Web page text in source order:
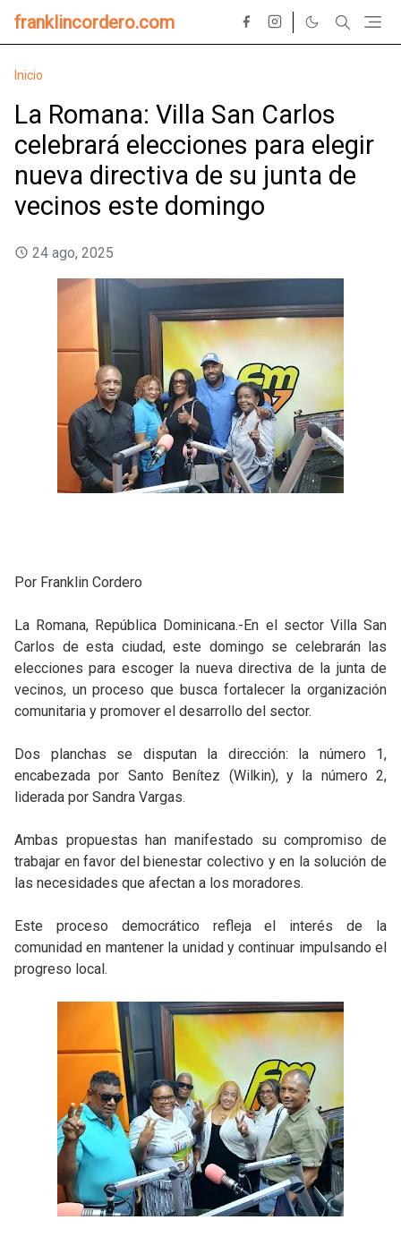
franklincordero.com
Inicio
La Romana: Villa San Carlos
celebrará elecciones para elegir
nueva directiva de su junta de
vecinos este domingo
24 ago, 2025
Por Franklin Cordero
La Romana, República Dominicana.-En el sector Villa San
Carlos de esta ciudad, este domingo se celebrarán las
elecciones para escoger la nueva directiva de la junta de
vecinos, un proceso que busca fortalecer la organización
comunitaria y promover el desarrollo del sector.
Dos planchas se disputan la dirección: la número 1,
encabezada por Santo Benítez (Wilkin), y la número 2,
liderada por Sandra Vargas.
Ambas propuestas han manifestado su compromiso de
trabajar en favor del bienestar colectivo y en la solución de
las necesidades que afectan a los moradores.
Este proceso democrático refleja el interés de la
comunidad en mantener la unidad y continuar impulsando el
progreso local.